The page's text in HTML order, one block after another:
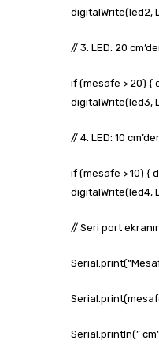
digitalWrite(led2,
// 3. LED: 20
if (mesafe > 20) {
digitalWrite(led3,
// 4. LED: 10
if (mesafe > 10) {
digitalWrite(led4,
// Seri port
Serial.println(”